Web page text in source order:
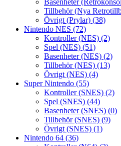
Basenheter
Tillbehör (Nya
Övrigt (Prylar) (38)
Nintendo NES (72)
Kontroller (NES) (2)
Spel (NES) (51)
Basenheter (NES) (2)
Tillbehör (NES) (13)
Övrigt (NES) (4)
Super Nintendo (55)
Kontroller (SNES) (2)
Spel (SNES) (44)
Basenheter (SNES) (0)
Tillbehör (SNES) (9)
Övrigt (SNES) (1)
Nintendo 64 (36)